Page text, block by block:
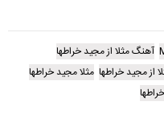
آهنگ مثلا از مجید خراطها
از مجید خراطها مثلا مجید خراطها